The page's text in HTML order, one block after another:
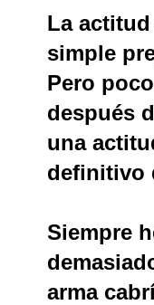
La
simple
Pero
después
una
definitivo
Siempre
arma